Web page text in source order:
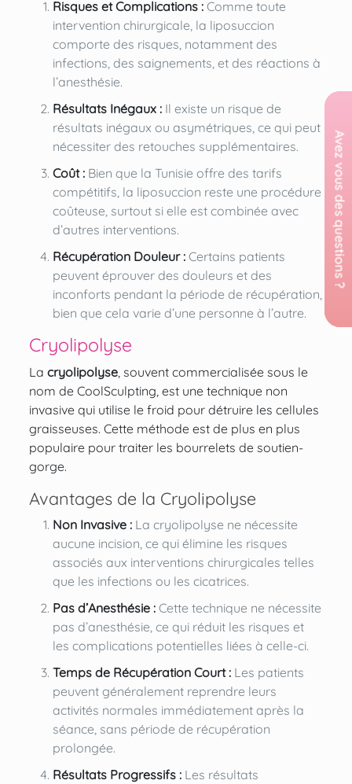
Risques et Complications :Comme toute
intervention chirurgicale, la liposuccion
comporte des risques, notamment des
infections, des saignements, et des réactions à
l’anesthésie.
Résultats Inégaux :Il existe un risque de
résultats inégaux ou asymétriques, ce qui peut
nécessiter des retouches supplémentaires.
Coût :Bien que la Tunisie offre des tarifs
compétitifs, la liposuccion reste une procédure
coûteuse, surtout si elle est combinée avec
d’autres interventions.
Récupération Douleur :Certains patients
peuvent éprouver des douleurs et des
inconforts pendant la période de récupération,
bien que cela varie d’une personne à l’autre.
Cryolipolyse
La cryolipolyse, souvent commercialisée sous le
nom de CoolSculpting, est une technique non
invasive qui utilise le froid pour détruire les cellules
graisseuses. Cette méthode est de plus en plus
populaire pour traiter les bourrelets de soutien-
gorge.
Avantages de la Cryolipolyse
Non Invasive :La cryolipolyse ne nécessite
aucune incision, ce qui élimine les risques
associés aux interventions chirurgicales telles
que les infections ou les cicatrices.
Pas d’Anesthésie :Cette technique ne nécessite
pas d’anesthésie, ce qui réduit les risques et
les complications potentielles liées à celle-ci.
Temps de Récupération Court :Les patients
peuvent généralement reprendre leurs
activités normales immédiatement après la
séance, sans période de récupération
prolongée.
Résultats Progressifs :Les résultats